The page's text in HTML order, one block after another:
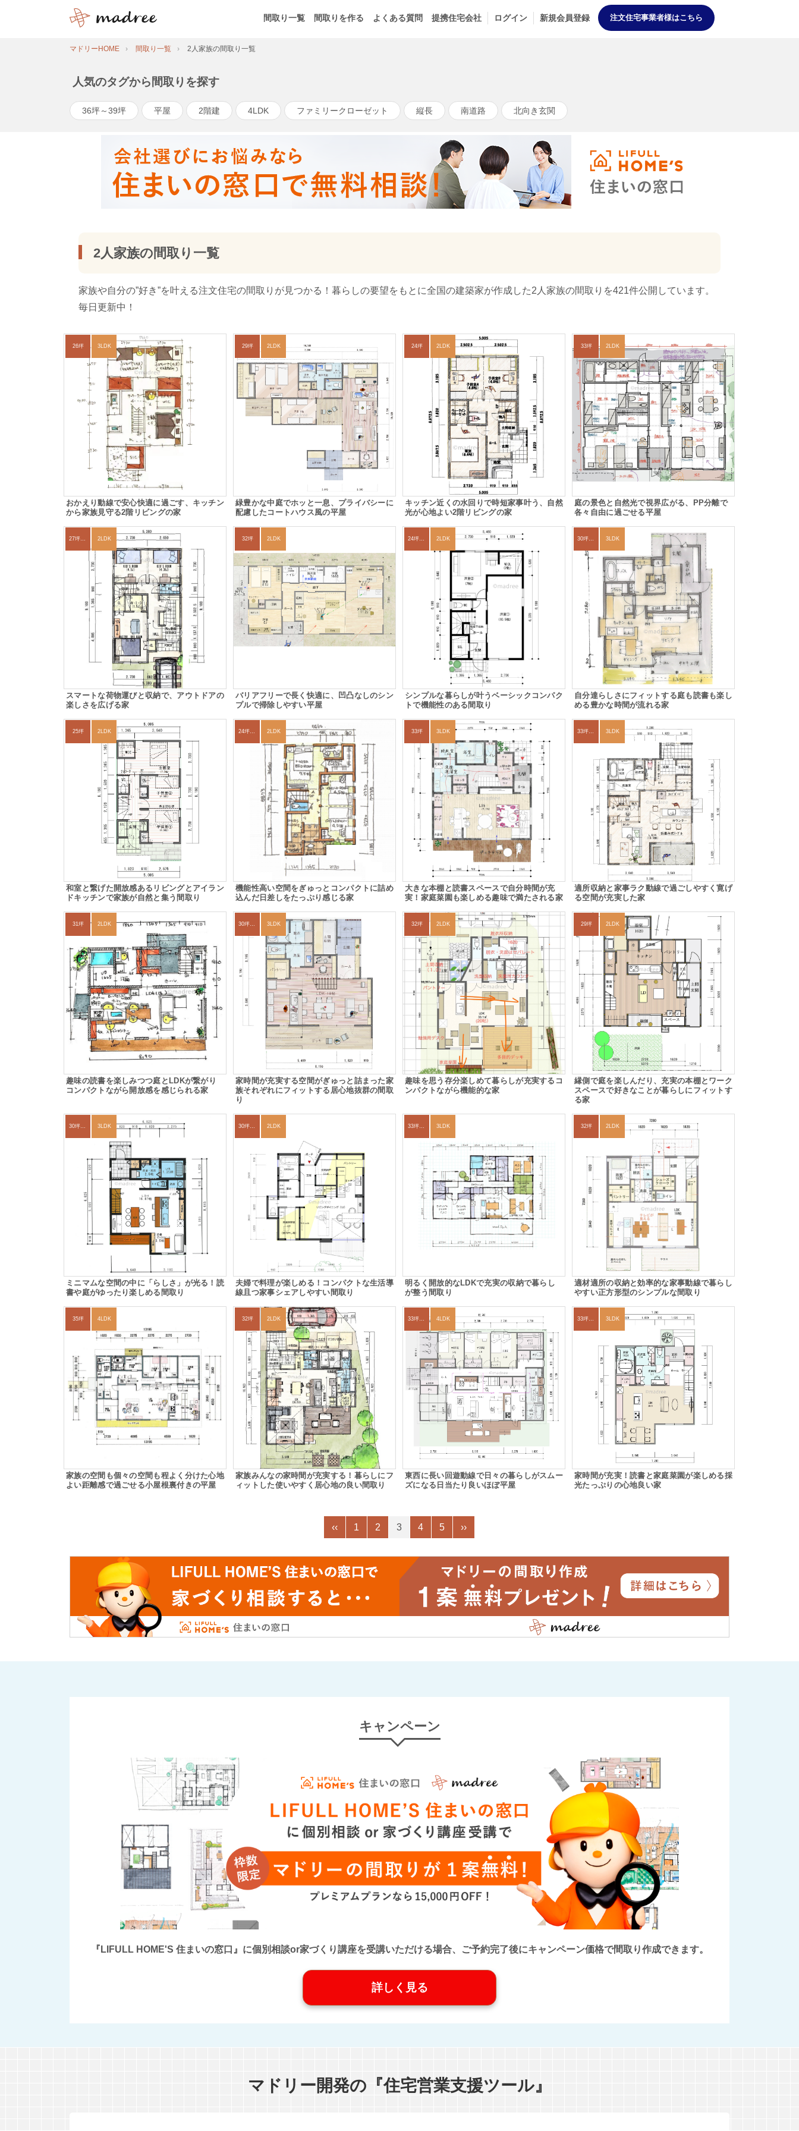
間取り一覧 間取りを作る よくある質問 提携住宅会社 ログイン 新規会員登録 注文住宅事業者様はこちら
マドリーHOME 間取り一覧 2人家族の間取り一覧
人気のタグから間取りを探す
36坪～39坪 平屋 2階建 4LDK ファミリークローゼット 縦長 南道路 北向き玄関
2人家族の間取り一覧
家族や自分の”好き”を叶える注文住宅の間取りが見つかる！暮らしの要望をもとに全国の建築家が作成した2人家族の間取りを421件公開しています。
毎日更新中！
26坪 3LDK
おかえり動線で安心快適に過ごす、キッチン
から家族見守る2階リビングの家
29坪 2LDK
緑豊かな中庭でホッと一息、プライバシーに
配慮したコートハウス風の平屋
24坪 2LDK
キッチン近くの水回りで時短家事叶う、自然
光が心地よい2階リビングの家
33坪 2LDK
庭の景色と自然光で視界広がる、PP分離で
各々自由に過ごせる平屋
27坪〜30坪 2LDK
スマートな荷物運びと収納で、アウトドアの
楽しさを広げる家
32坪 2LDK
バリアフリーで長く快適に、凹凸なしのシン
プルで掃除しやすい平屋
24坪～27坪 2LDK
シンプルな暮らしが叶うベーシックコンパク
トで機能性のある間取り
30坪～33坪 3LDK
自分達らしさにフィットする庭も読書も楽し
める豊かな時間が流れる家
25坪 2LDK
和室と繋げた開放感あるリビングとアイラン
ドキッチンで家族が自然と集う間取り
24坪～27坪 2LDK
機能性高い空間をぎゅっとコンパクトに詰め
込んだ日差しをたっぷり感じる家
33坪 3LDK
大きな本棚と読書スペースで自分時間が充
実！家庭菜園も楽しめる趣味で満たされる家
33坪～36坪 3LDK
適所収納と家事ラク動線で過ごしやすく寛げ
る空間が充実した家
31坪 2LDK
趣味の読書を楽しみつつ庭とLDKが繋がり
コンパクトながら開放感を感じられる家
30坪～33坪 3LDK
家時間が充実する空間がぎゅっと詰まった家
族それぞれにフィットする居心地抜群の間取
り
32坪 2LDK
趣味を思う存分楽しめて暮らしが充実するコ
ンパクトながら機能的な家
29坪 2LDK
縁側で庭を楽しんだり、充実の本棚とワーク
スペースで好きなことが暮らしにフィットす
る家
30坪～33坪 3LDK
ミニマムな空間の中に「らしさ」が光る！読
書や庭がゆったり楽しめる間取り
30坪～33坪 2LDK
夫婦で料理が楽しめる！コンパクトな生活導
線且つ家事シェアしやすい間取り
33坪～36坪 3LDK
明るく開放的なLDKで充実の収納で暮らし
が整う間取り
32坪 2LDK
適材適所の収納と効率的な家事動線で暮らし
やすい正方形型のシンプルな間取り
35坪 4LDK
家族の空間も個々の空間も程よく分けた心地
よい距離感で過ごせる小屋根裏付きの平屋
32坪 2LDK
家族みんなの家時間が充実する！暮らしにフ
ィットした使いやすく居心地の良い間取り
33坪～36坪 4LDK
東西に長い回遊動線で日々の暮らしがスムー
ズになる日当たり良いほぼ平屋
33坪～36坪 3LDK
家時間が充実！読書と家庭菜園が楽しめる採
光たっぷりの心地良い家
‹‹ 1 2 3 4 5 ››
キャンペーン
『LIFULL HOME'S 住まいの窓口』に個別相談or家づくり講座を受講いただける場合、ご予約完了後にキャンペーン価格で間取り作成できます。
詳しく見る
マドリー開発の『住宅営業支援ツール』